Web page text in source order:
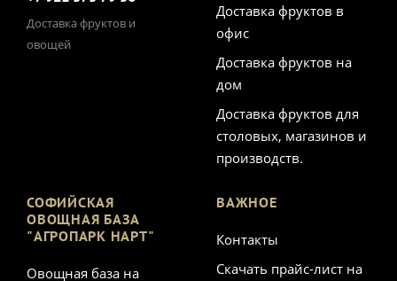
Доставка фруктов и
овощей
Доставка фруктов в
офис
Доставка фруктов на
дом
Доставка фруктов для
столовых, магазинов и
производств.
СОФИЙСКАЯ
ОВОЩНАЯ БАЗА
"АГРОПАРК НАРТ"
Овощная база на
ВАЖНОЕ
Контакты
Скачать прайс-лист на